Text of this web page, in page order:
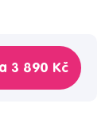
3 890 Kč